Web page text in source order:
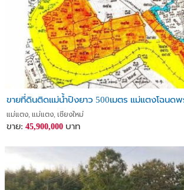
ขายที่ดินติดแม่น้ำปิงยาว 500เมตร แม่แตงโฉนดพ
แม่แตง, แม่แตง, เชียงใหม่
ขาย: 45,900,000 บาท